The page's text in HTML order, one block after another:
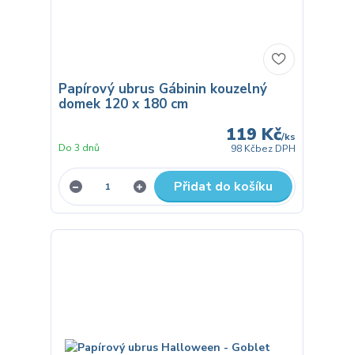
Papírový ubrus Gábinin kouzelný
domek 120 x 180 cm
119 Kč/ks
98 Kčbez DPH
Do 3 dnů
Přidat do košíku